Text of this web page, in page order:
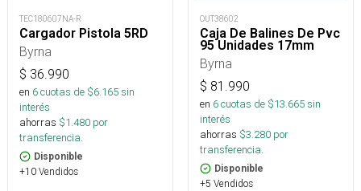
TEC180607NA-R
Cargador Pistola 5RD
Byrna
$ 36.990
en 6cuotas de $6.165sin
interés
ahorras $1.480 por
transferencia.
Disponible
+10 Vendidos
OUT38602
Caja De Balines De Pvc
95 Unidades 17mm
Byrna
$ 81.990
en 6cuotas de $13.665sin
interés
ahorras $3.280 por
transferencia.
Disponible
+5 Vendidos